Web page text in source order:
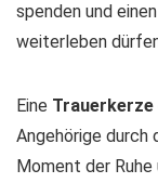
spenden und
weiterleben
Eine Trauerkerze
Angehörige durch
Moment der